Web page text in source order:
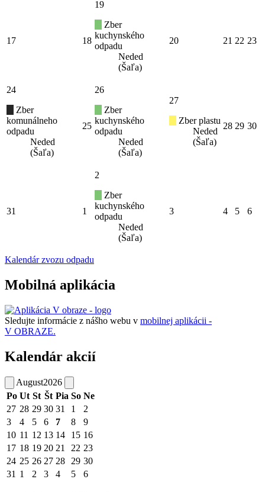
17 18
19
Zber
kuchynského
odpadu
Neded
(Šaľa)
20 21 22 23
24
Zber
komunálneho
odpadu
Neded
(Šaľa)
25
26
Zber
kuchynského
odpadu
Neded
(Šaľa)
27
Zber plastu
Neded
(Šaľa)
28 29 30
31 1
2
Zber
kuchynského
odpadu
Neded
(Šaľa)
3 4 5 6
Kalendár zvozu odpadu
Mobilná aplikácia
Sledujte informácie z nášho webu v mobilnej aplikácii -
V OBRAZE.
Kalendár akcií
August2026
Po Ut St Št Pia So Ne
27 28 29 30 31 1
2
3
4 5 6 7 8
9
10 11 12 13 14 15 16
17 18 19 20 21 22 23
24 25 26 27 28 29 30
31 1 2 3 4 5 6